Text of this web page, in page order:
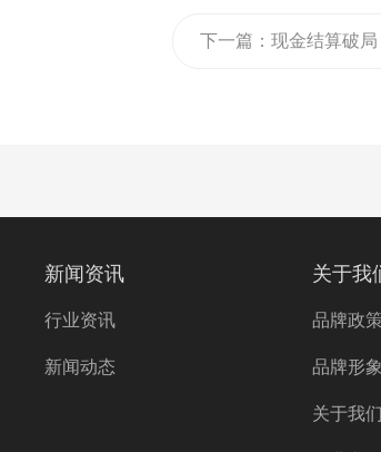
下一篇： 现金结算破局
新闻资讯
行业资讯
新闻动态
关于我
品牌政
品牌形象
关于我们